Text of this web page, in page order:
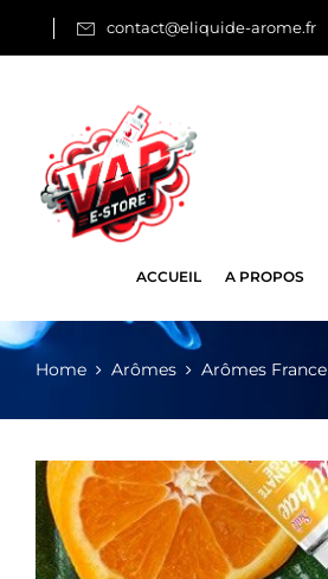
contact@eliquide-arome.fr
ACCUEIL A PROPOS
Home Arômes Arômes France